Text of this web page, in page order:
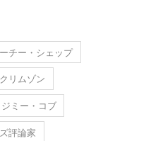
チー・シェップ
リムゾン
ジミー・コブ
評論家